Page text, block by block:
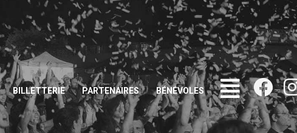
BILLETTERIE PARTENAIRES BÉNÉVOLES